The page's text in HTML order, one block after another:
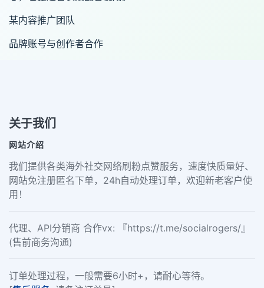
某内容推广团队
品牌账号与创作者合作
关于我们
网站介绍
我们提供各类海外社交网络刷粉点赞服务，速度快质量好、
网站免注册匿名下单，24h自动处理订单，欢迎新老客户使
用！
代理、API分销商 合作vx: 『https://t.me/socialrogers/』
(售前商务沟通)
订单处理过程，一般需要6小时+，请耐心等待。